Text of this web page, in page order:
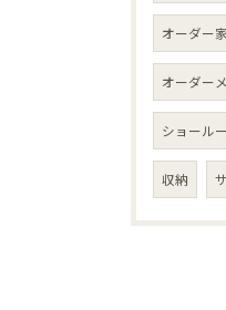
オーダー
オーダー
ショール
収納